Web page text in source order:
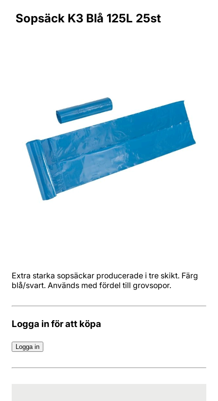
Sopsäck K3 Blå 125L 25st
Extra starka sopsäckar producerade i tre skikt. Färg
blå/svart. Används med fördel till grovsopor.
Logga in för att köpa
Logga in